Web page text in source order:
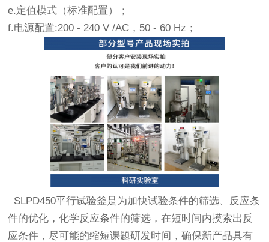
e.定值模式（标准配置）；
f.电源配置:200 - 240 V /AC，50 - 60 Hz；
SLPD450平行试验釜是为加快试验条件的筛选、反应条
件的优化，化学反应条件的筛选，在短时间内摸索出反
应条件，尽可能的缩短课题研发时间，确保新产品具有